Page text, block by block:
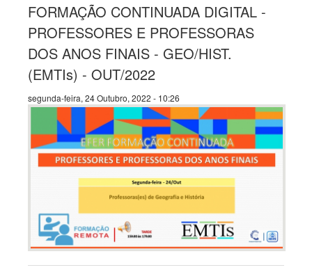
FORMAÇÃO CONTINUADA DIGITAL -
PROFESSORES E PROFESSORAS
DOS ANOS FINAIS - GEO/HIST.
(EMTIs) - OUT/2022
segunda-feira, 24 Outubro, 2022 - 10:26